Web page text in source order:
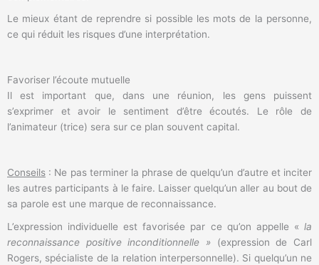
Le mieux étant de reprendre si possible les mots de la personne,
ce qui réduit les risques d’une interprétation.
Favoriser l’écoute mutuelle
Il est important que, dans une réunion, les gens puissent
s’exprimer et avoir le sentiment d’être écoutés. Le rôle de
l’animateur (trice) sera sur ce plan souvent capital.
Conseils : Ne pas terminer la phrase de quelqu’un d’autre et inciter
les autres participants à le faire. Laisser quelqu’un aller au bout de
sa parole est une marque de reconnaissance.
L’expression individuelle est favorisée par ce qu’on appelle « la
reconnaissance positive inconditionnelle » (expression de Carl
Rogers, spécialiste de la relation interpersonnelle). Si quelqu’un ne